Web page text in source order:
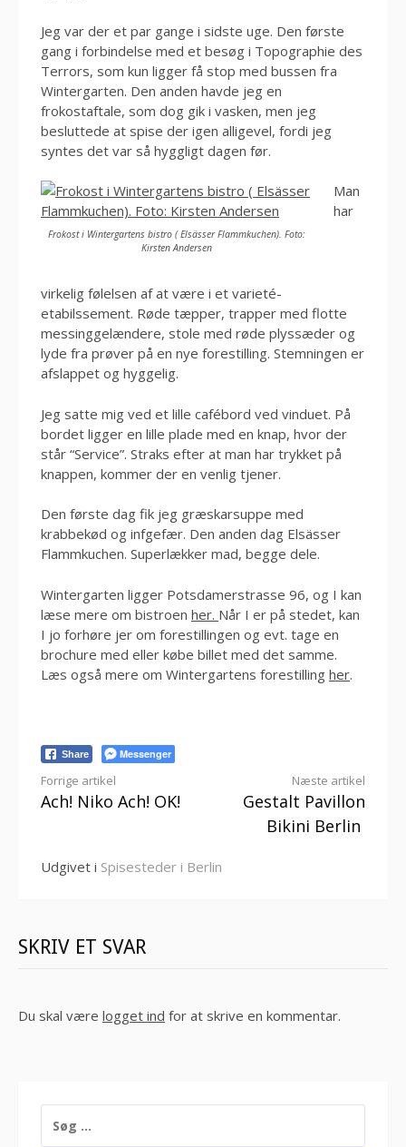
Jeg var der et par gange i sidste uge. Den første
gang i forbindelse med et besøg i Topographie des
Terrors, som kun ligger få stop med bussen fra
Wintergarten. Den anden havde jeg en
frokostaftale, som dog gik i vasken, men jeg
besluttede at spise der igen alligevel, fordi jeg
syntes det var så hyggligt dagen før.
Frokost i Wintergartens bistro ( Elsässer Flammkuchen). Foto:
Kirsten Andersen
Man
har
virkelig følelsen af at være i et varieté-
etabilssement. Røde tæpper, trapper med flotte
messinggelændere, stole med røde plyssæder og
lyde fra prøver på en nye forestilling. Stemningen er
afslappet og hyggelig.
Jeg satte mig ved et lille cafébord ved vinduet. På
bordet ligger en lille plade med en knap, hvor der
står “Service”. Straks efter at man har trykket på
knappen, kommer der en venlig tjener.
Den første dag fik jeg græskarsuppe med
krabbekød og infgefær. Den anden dag Elsässer
Flammkuchen. Superlækker mad, begge dele.
Wintergarten ligger Potsdamerstrasse 96, og I kan
læse mere om bistroen her. Når I er på stedet, kan
I jo forhøre jer om forestillingen og evt. tage en
brochure med eller købe billet med det samme.
Læs også mere om Wintergartens forestilling her.
Share Messenger
Læs
Forrige artikel
Ach! Niko Ach! OK!
Næste artikel
Gestalt Pavillon
Bikini Berlin
Udgivet i Spisesteder i Berlin
SKRIV ET SVAR
Du skal være logget ind for at skrive en kommentar.
EFTER: